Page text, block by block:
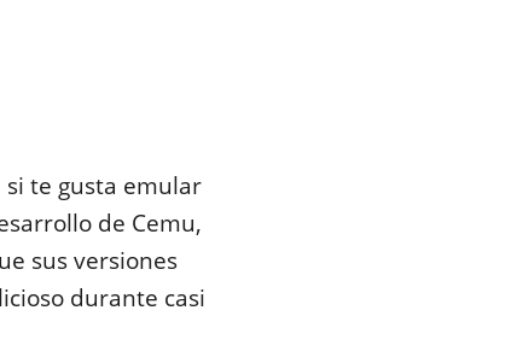
te gusta emular
de Cemu,
sus versiones
durante casi